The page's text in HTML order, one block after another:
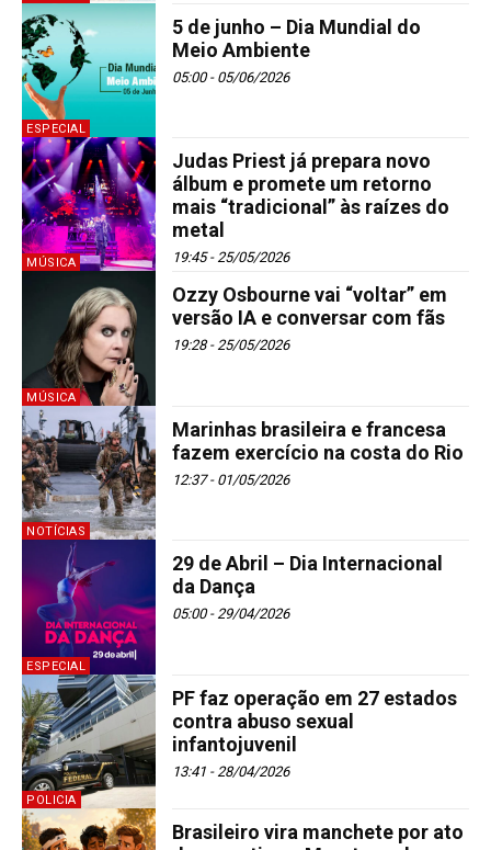
ESPECIAL
5 de junho – Dia Mundial do
Meio Ambiente
05:00 - 05/06/2026
MÚSICA
Judas Priest já prepara novo
álbum e promete um retorno
mais “tradicional” às raízes do
metal
19:45 - 25/05/2026
MÚSICA
Ozzy Osbourne vai “voltar” em
versão IA e conversar com fãs
19:28 - 25/05/2026
NOTÍCIAS
Marinhas brasileira e francesa
fazem exercício na costa do Rio
12:37 - 01/05/2026
ESPECIAL
29 de Abril – Dia Internacional
da Dança
05:00 - 29/04/2026
POLICIA
PF faz operação em 27 estados
contra abuso sexual
infantojuvenil
13:41 - 28/04/2026
Brasileiro vira manchete por ato